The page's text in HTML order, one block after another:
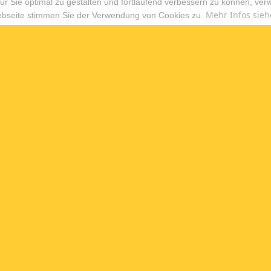
stimmen Sie der Verwendung von Cookies zu. Mehr Infos